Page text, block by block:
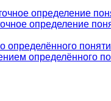
определение
определение
определённого
определённого